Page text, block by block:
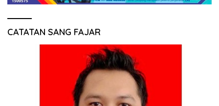
CATATAN SANG FAJAR